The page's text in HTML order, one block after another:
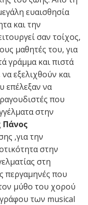
ευαισθησία
και την
σαν τοίχος,
μαθητές του, για
γράμμα και πιστά
εξελιχθούν και
επέλεξαν να
που
στην
Πάνος
,για την
στην
στη
περγαμηνές που
μύθο του χορού
των musical